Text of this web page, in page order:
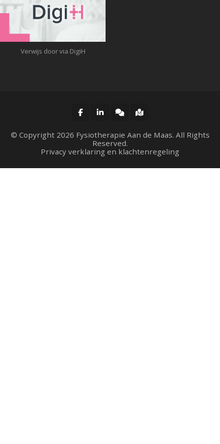
Verwijs door via DigiH
© Copyright 2026 Fysiotherapie Aan de Maas. All Rights
Reserved.
Privacy verklaring en klachtenregeling